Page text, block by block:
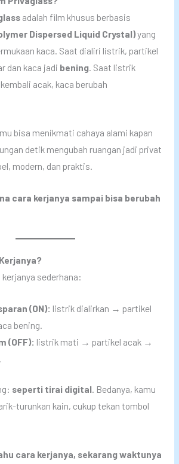
adalah film khusus berbasis
Dispersed Liquid Crystal)yang
kaca. Saat dialiri listrik, partikel
dan kaca jadi bening. Saat listrik
acak, kaca berubah
bisa menikmati cahaya alami kapan
detik mengubah ruangan jadi privat
modern, dan praktis.
cara kerjanya sampai bisa berubah
sederhana:
(ON): listrik dialirkan → partikel
bening.
(OFF): listrik mati → partikel acak →
seperti tirai digital. Bedanya, kamu
turunkan kain, cukup tekan tombol
cara kerjanya, sekarang waktunya